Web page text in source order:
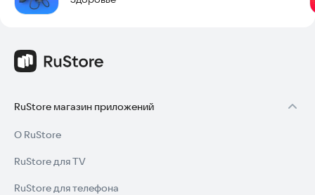
RuStore магазин приложений
О RuStore
RuStore для TV
RuStore для телефона